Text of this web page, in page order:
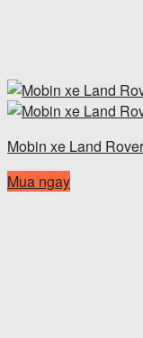
Mobin xe Land
Mua ngay